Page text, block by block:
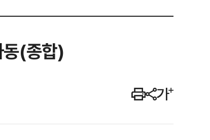
(종합)